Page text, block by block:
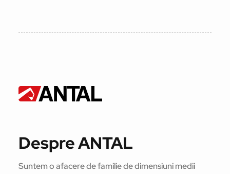
Despre ANTAL
Suntem o afacere de familie de dimensiuni medii